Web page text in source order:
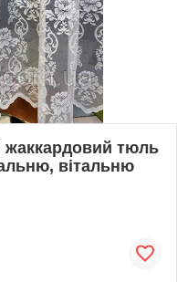
жаккардовий тюль
вітальню